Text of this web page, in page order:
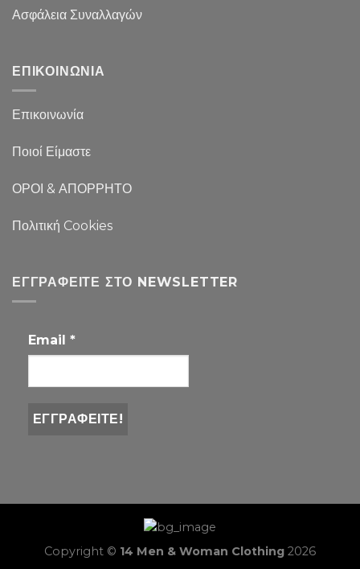
Ασφάλεια Συναλλαγών
ΕΠΙΚΟΙΝΩΝΙΑ
Επικοινωνία
Ποιοί Είμαστε
ΟΡΟΙ & ΑΠΟΡΡΗΤΟ
Πολιτική Cookies
ΕΓΓΡΑΦΕΊΤΕ ΣΤΟ NEWSLETTER
Email *
Copyright © 14 Men & Woman Clothing 2026